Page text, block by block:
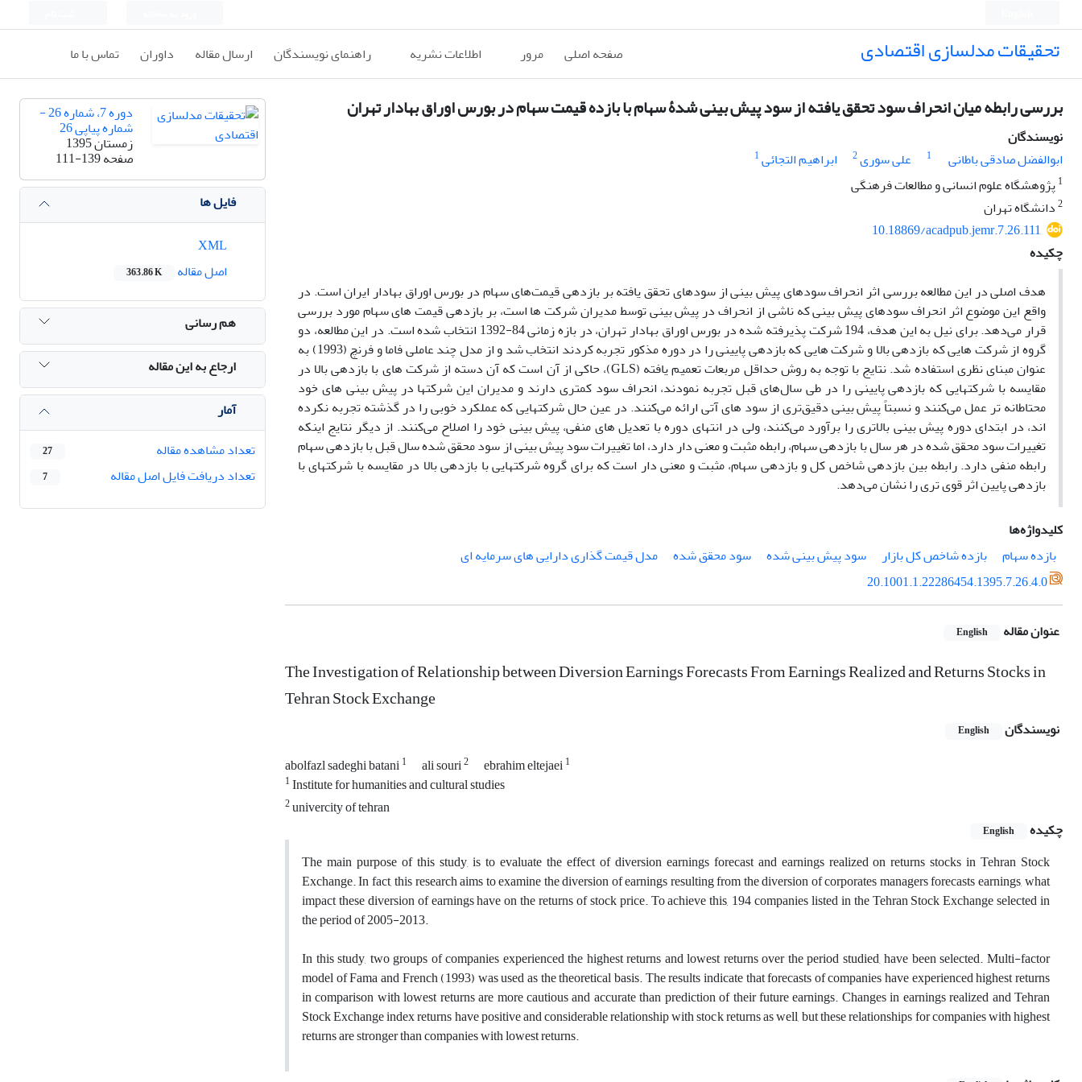
تحقیقات مدلسازی اقتصادی صفحه اصلی مرور اطلاعات نشریه راهنمای نویسندگان ارسال مقاله داوران تماس با ما
بررسی رابطه میان انحراف سود تحقق یافته از سود پیش بینی شدۀ سهام با بازده قیمت سهام در بورس اوراق بهادار تهران
نویسندگان
ابوالفضل صادقی باطانی
1 علی سوری2 ابراهیم التجائی1
1پژوهشگاه علوم انسانی و مطالعات فرهنگی
2دانشگاه تهران
10.18869/acadpub.jemr.7.26.111
چکیده
هدف اصلی در این مطالعه بررسی اثر انحراف سودهای پیش بینی از سودهای تحقق یافته بر بازدهی قیمت‌های سهام در بورس اوراق بهادار ایران است. در
واقع این موضوع اثر انحراف سودهای پیش بینی که ناشی از انحراف در پیش بینی توسط مدیران شرکت ها است، بر بازدهی قیمت های سهام مورد بررسی
قرار می‌دهد. برای نیل به این هدف، 194 شرکت پذیرفته شده در بورس اوراق بهادار تهران، در بازه زمانی 84-1392 انتخاب شده است. در این مطالعه، دو
گروه از شرکت هایی که بازدهی بالا و شرکت هایی که بازدهی پایینی را در دوره مذکور تجربه کردند انتخاب شد و از مدل چند عاملی فاما و فرنچ (1993) به
عنوان مبنای نظری استفاده شد. نتایج با توجه به روش حداقل مربعات تعمیم یافته (GLS)، حاکی از آن است که آن دسته از شرکت های با بازدهی بالا در
مقایسه با شرکتهایی که بازدهی پایینی را در طی سال‌های قبل تجربه نمودند، انحراف سود کمتری دارند و مدیران این شرکتها در پیش بینی های خود
محتاطانه‌ تر عمل می‌کنند و نسبتاً پیش بینی دقیق‌تری از سود های آتی ارائه می‌کنند. در عین حال شرکتهایی که عملکرد خوبی را در گذشته تجربه نکرده
اند، در ابتدای دوره پیش بینی بالاتری را برآورد می‌کنند، ولی در انتهای دوره با تعدیل های منفی، پیش بینی خود را اصلاح می‌کنند. از دیگر نتایج اینکه
تغییرات سود محقق شده در هر سال با بازدهی سهام، رابطه مثبت و معنی دار دارد، اما تغییرات سود پیش بینی از سود محقق شده سال قبل با بازدهی سهام
رابطه منفی دارد. رابطه بین بازدهی شاخص کل و بازدهی سهام، مثبت و معنی دار است که برای گروه شرکتهایی با بازدهی بالا در مقایسه با شرکتهای با
بازدهی پایین اثر قوی تری را نشان می‌دهد.
کلیدواژه‌ها
بازده سهام
بازده شاخص کل بازار سود پیش بینی شده سود محقق شده
مدل قیمت گذاری دارایی های سرمایه ای
20.1001.1.22286454.1395.7.26.4.0
عنوان مقاله English
The Investigation of Relationship between Diversion Earnings Forecasts From Earnings Realized and Returns Stocks in
Tehran Stock Exchange
نویسندگان English
abolfazl sadeghi batani1 ali souri2 ebrahim eltejaei1
1Institute for humanities and cultural studies
2univercity of tehran
چکیده
English
The main purpose of this study, is to evaluate the effect of diversion earnings forecast and earnings realized on returns stocks in Tehran Stock
Exchange. In fact, this research aims to examine the diversion of earnings resulting from the diversion of corporates managers forecasts earnings, what
impact these diversion of earnings have on the returns of stock price. To achieve this, 194 companies listed in the Tehran Stock Exchange selected in
the period of 2005-2013.
In this study, two groups of companies experienced the highest returns and lowest returns over the period studied, have been selected. Multi-factor
model of Fama and French (1993) was used as the theoretical basis. The results indicate that forecasts of companies have experienced highest returns
in comparison with lowest returns are more cautious and accurate than prediction of their future earnings. Changes in earnings realized and Tehran
Stock Exchange index returns have positive and considerable relationship with stock returns as well, but these relationships for companies with highest
returns are stronger than companies with lowest returns.
دوره 7، شماره 26 -
شماره پیاپی 26
زمستان 1395
صفحه111-139
فایل ها
اصل مقاله
363.86 K
هم رسانی
ارجاع به این مقاله
آمار
تعداد مشاهده مقاله
27
تعداد دریافت فایل اصل مقاله 7